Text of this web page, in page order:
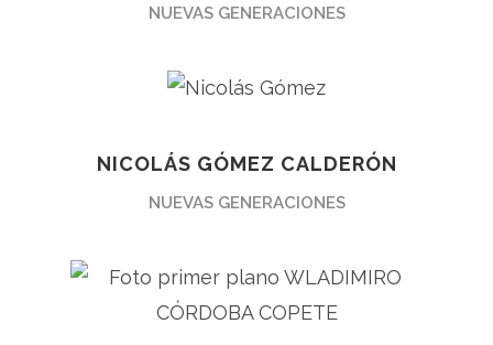
NUEVAS GENERACIONES
NICOLÁS GÓMEZ CALDERÓN
NUEVAS GENERACIONES